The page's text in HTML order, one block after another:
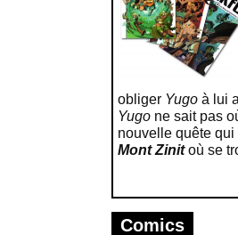
obliger Yugo à lui
Yugo ne sait pas
nouvelle quête qui
Mont Zinitoù se
Comics